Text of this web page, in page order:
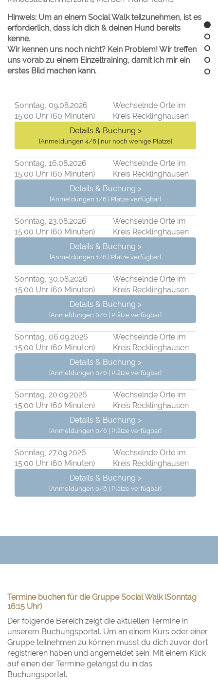
Hinweis: Um an einem Social Walk teilzunehmen, ist es
erforderlich, dass ich dich & deinen Hund bereits
kenne.
Wir kennen uns noch nicht? Kein Problem! Wir treffen
uns vorab zu einem Einzeltraining, damit ich mir ein
erstes Bild machen kann.
Sonntag, 09.08.2026
15:00 Uhr (60 Minuten)
Wechselnde Orte im
Kreis Recklinghausen
Details & Buchung >
[Anmeldungen 4/6 | nur noch wenige Plätze]
Sonntag, 16.08.2026
15:00 Uhr (60 Minuten)
Wechselnde Orte im
Kreis Recklinghausen
Details & Buchung >
[Anmeldungen 1/6 | Plätze verfügbar]
Sonntag, 23.08.2026
15:00 Uhr (60 Minuten)
Wechselnde Orte im
Kreis Recklinghausen
Details & Buchung >
[Anmeldungen 1/6 | Plätze verfügbar]
Sonntag, 30.08.2026
15:00 Uhr (60 Minuten)
Wechselnde Orte im
Kreis Recklinghausen
Details & Buchung >
[Anmeldungen 0/6 | Plätze verfügbar]
Sonntag, 06.09.2026
15:00 Uhr (60 Minuten)
Wechselnde Orte im
Kreis Recklinghausen
Details & Buchung >
[Anmeldungen 0/6 | Plätze verfügbar]
Sonntag, 20.09.2026
15:00 Uhr (60 Minuten)
Wechselnde Orte im
Kreis Recklinghausen
Details & Buchung >
[Anmeldungen 0/6 | Plätze verfügbar]
Sonntag, 27.09.2026
15:00 Uhr (60 Minuten)
Wechselnde Orte im
Kreis Recklinghausen
Details & Buchung >
[Anmeldungen 0/6 | Plätze verfügbar]
Termine buchen für die Gruppe Social Walk (Sonntag
16:15 Uhr)
Der folgende Bereich zeigt die aktuellen Termine in
unserem Buchungsportal. Um an einem Kurs oder einer
Gruppe teilnehmen zu können musst du dich zuvor dort
registrieren haben und angemeldet sein. Mit einem Klick
auf einen der Termine gelangst du in das
Buchungsportal.